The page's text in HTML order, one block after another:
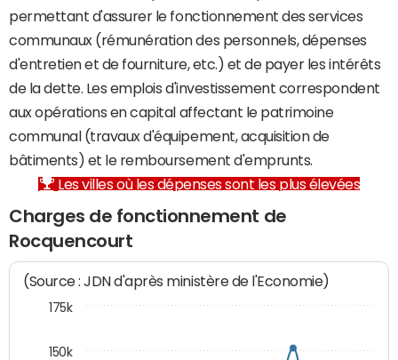
permettant d'assurer le fonctionnement des services
communaux (rémunération des personnels, dépenses
d'entretien et de fourniture, etc.) et de payer les intérêts
de la dette. Les emplois d'investissement correspondent
aux opérations en capital affectant le patrimoine
communal (travaux d'équipement, acquisition de
bâtiments) et le remboursement d'emprunts.
Les villes où les dépenses sont les plus élevées
Charges de fonctionnement de
Rocquencourt
(Source : JDN d'après ministère de l'Economie)
150k
175k